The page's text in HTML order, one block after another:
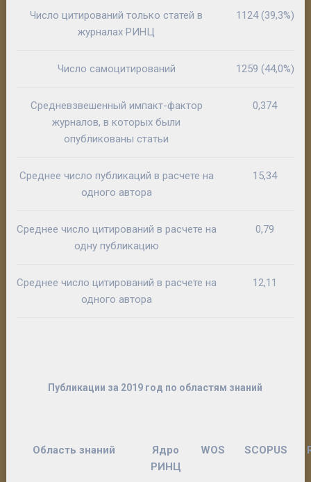
Число цитирований только статей в
журналах РИНЦ
1124 (39,3%)
Число самоцитирований 1259 (44,0%)
Средневзвешенный импакт-фактор
журналов, в которых были
опубликованы статьи
0,374
Среднее число публикаций в расчете на
одного автора
15,34
Среднее число цитирований в расчете на
одну публикацию
0,79
Среднее число цитирований в расчете на
одного автора
12,11
Публикации за 2019 год по областям знаний
Область знаний
Ядро
РИНЦ
WOS SCOPUS